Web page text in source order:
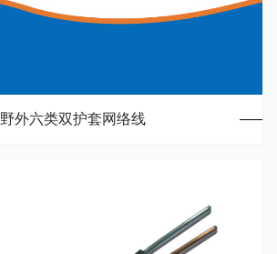
野外六类双护套网络线